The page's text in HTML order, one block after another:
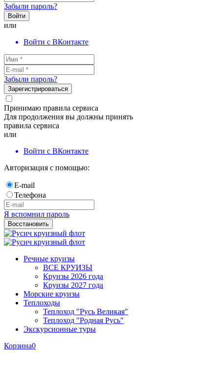
Забыли пароль?
Войти
или
Войти с ВКонтакте
Забыли пароль?
Зарегистрироваться
Принимаю правила сервиса
Для продолжения вы должны принять
правила сервиса
или
Войти с ВКонтакте
Авторизация с помощью:
E-mail
Телефона
Я вспомнил пароль
Восстановить
Речные круизы
ВСЕ КРУИЗЫ
Круизы 2026 года
Круизы 2027 года
Морские круизы
Теплоходы
Теплоход "Русь Великая"
Теплоход "Родная Русь"
Экскурсионные туры
Корзина0